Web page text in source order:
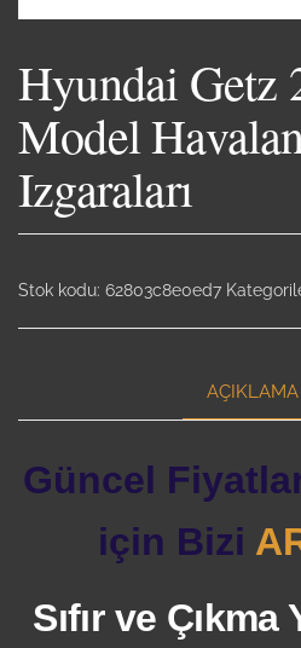
Hyundai Getz
Model
Izgaraları
Stok kodu: 62803c8e0ed7
AÇIKLAMA
Güncel
için Bizi
Sıfır ve